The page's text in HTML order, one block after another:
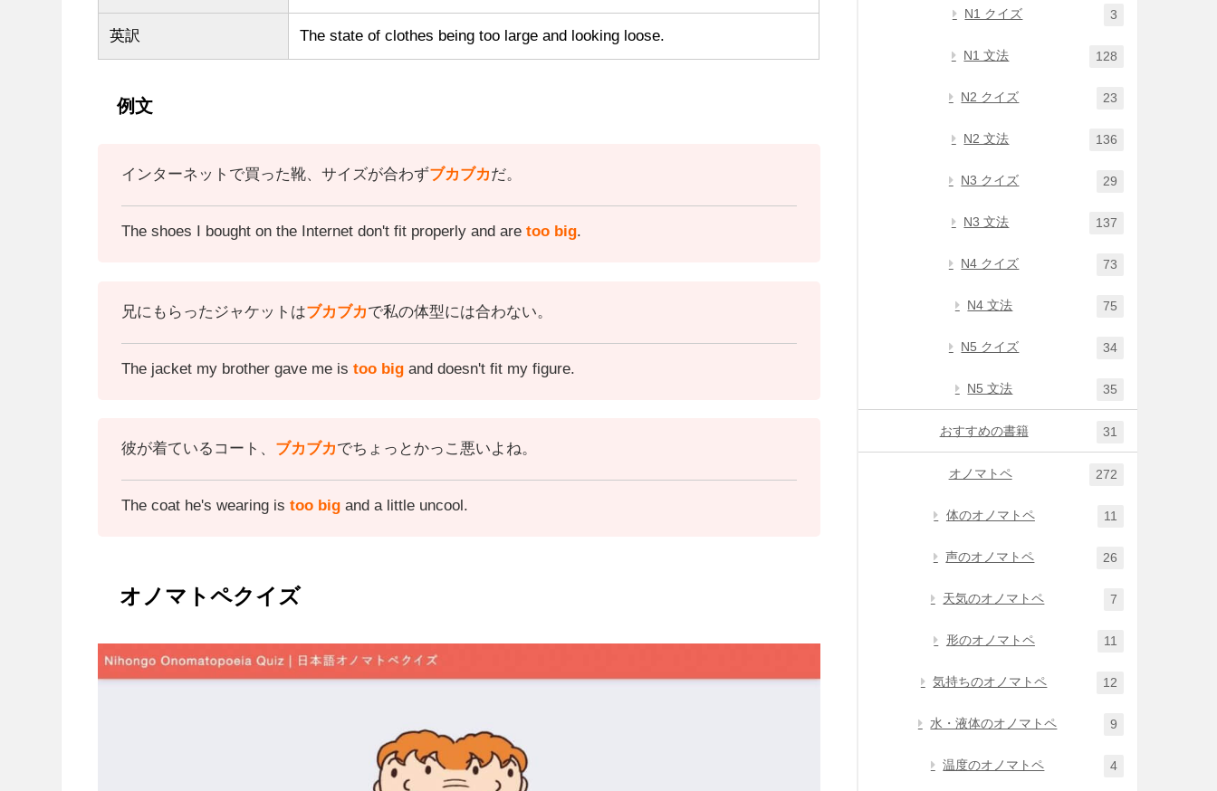
英訳 The state of clothes being too large and looking loose.
例文
インターネットで買った靴、サイズが合わずブカブカだ。
The shoes I bought on the Internet don't fit properly and are too big.
兄にもらったジャケットはブカブカで私の体型には合わない。
The jacket my brother gave me is too big and doesn't fit my figure.
彼が着ているコート、 ブカブカでちょっとかっこ悪いよね。
The coat he's wearing is too bigand a little uncool.
オノマトペクイズ
N1 クイズ 3
N1 文法 128
N2 クイズ 23
N2 文法 136
N3 クイズ 29
N3 文法 137
N4 クイズ 73
N4 文法 75
N5 クイズ 34
N5 文法 35
おすすめの書籍 31
オノマトペ 272
体のオノマトペ 11
声のオノマトペ 26
天気のオノマトペ 7
形のオノマトペ 11
気持ちのオノマトペ 12
水・液体のオノマトペ 9
温度のオノマトペ 4